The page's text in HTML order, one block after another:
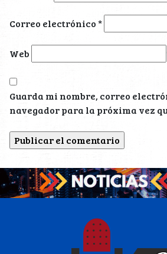
Correo electrónico*
Web
Guarda mi nombre, correo
navegador para la próxima vez